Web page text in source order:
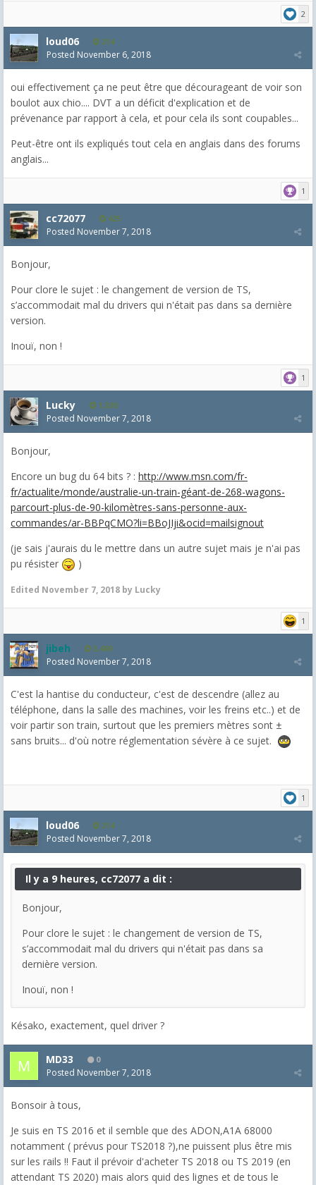
2
loud06 214
Posted November 6, 2018
oui effectivement ça ne peut être que décourageant de voir son
boulot aux chio.... DVT a un déficit d'explication et de
prévenance par rapport à cela, et pour cela ils sont coupables...
Peut-être ont ils expliqués tout cela en anglais dans des forums
anglais...
1
cc72077 425
Posted November 7, 2018
Bonjour,
Pour clore le sujet : le changement de version de TS,
s’accommodait mal du drivers qui n'était pas dans sa dernière
version.
Inouï, non !
1
Lucky 1,330
Posted November 7, 2018
Bonjour,
Encore un bug du 64 bits ? : http://www.msn.com/fr-
fr/actualite/monde/australie-un-train-géant-de-268-wagons-
parcourt-plus-de-90-kilomètres-sans-personne-aux-
commandes/ar-BBPqCMO?li=BBoJIji&ocid=mailsignout
(je sais j'aurais du le mettre dans un autre sujet mais je n'ai pas
pu résister
)
Edited November 7, 2018 by Lucky
1
jibeh 5,469
Posted November 7, 2018
C'est la hantise du conducteur, c'est de descendre (allez au
téléphone, dans la salle des machines, voir les freins etc..) et de
voir partir son train, surtout que les premiers mètres sont ±
sans bruits... d'où notre réglementation sévère à ce sujet.
1
loud06 214
Posted November 7, 2018
Il y a 9 heures, cc72077 a dit :
Bonjour,
Pour clore le sujet : le changement de version de TS,
s’accommodait mal du drivers qui n'était pas dans sa
dernière version.
Inouï, non !
Késako, exactement, quel driver ?
MD33 0
Posted November 7, 2018
Bonsoir à tous,
Je suis en TS 2016 et il semble que des ADON,A1A 68000
notamment ( prévus pour TS2018 ?),ne puissent plus être mis
sur les rails !! Faut il prévoir d'acheter TS 2018 ou TS 2019 (en
attendant TS 2020) mais alors quid des lignes et de tous le